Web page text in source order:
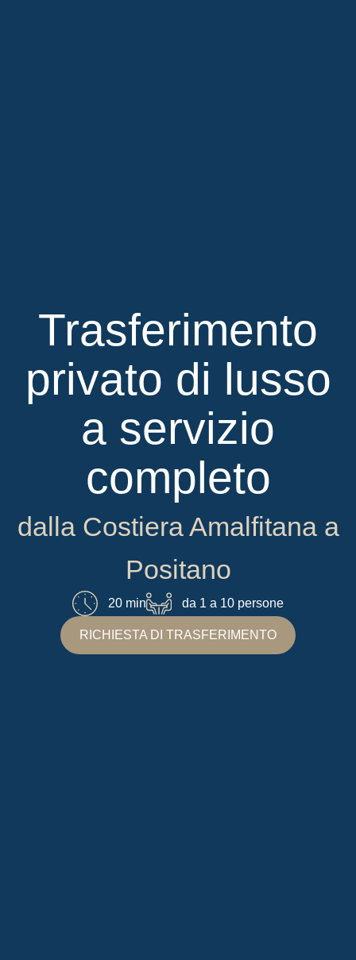
Trasferimento
privato di lusso
a servizio
completo
dalla Costiera Amalfitana a
Positano
20 min da 1 a 10 persone
RICHIESTA DI TRASFERIMENTO